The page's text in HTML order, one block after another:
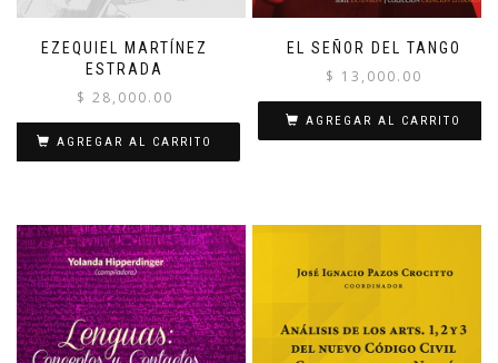
EZEQUIEL MARTÍNEZ
ESTRADA
$ 28,000.00
AGREGAR AL CARRITO
EL SEÑOR DEL TANGO
$ 13,000.00
AGREGAR AL CARRITO